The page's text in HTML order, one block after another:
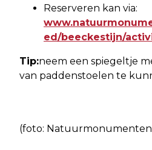
Reserveren kan via:
ed/beeckestijn/
Tip:neem een spiegeltje
van paddenstoelen te
(foto: Natuurmonumenten